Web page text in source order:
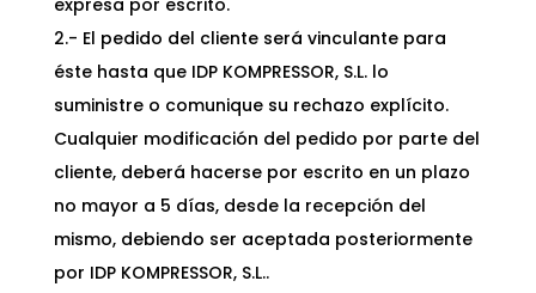
expresa por escrito.
2.- El pedido del cliente será vinculante para
éste hasta que IDP KOMPRESSOR, S.L. lo
suministre o comunique su rechazo explícito.
Cualquier modificación del pedido por parte del
cliente, deberá hacerse por escrito en un plazo
no mayor a 5 días, desde la recepción del
mismo, debiendo ser aceptada posteriormente
por IDP KOMPRESSOR, S.L..